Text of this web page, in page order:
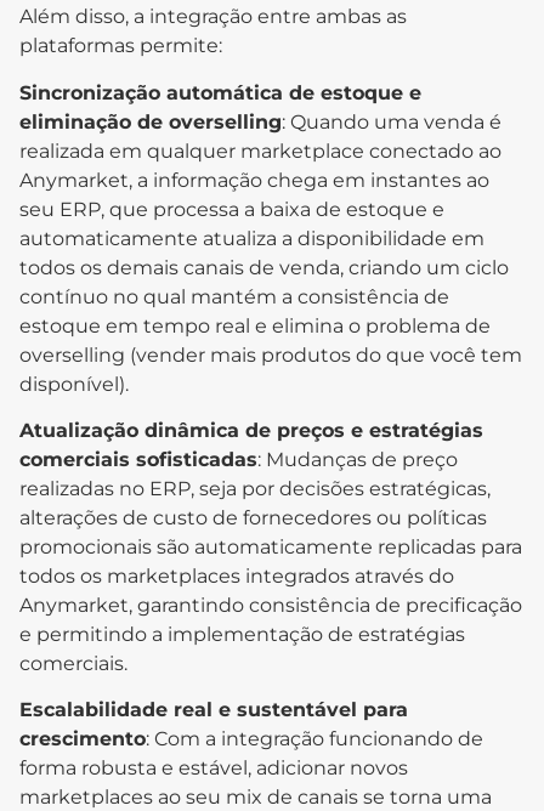
Além disso, a integração entre ambas as
plataformas permite:
Sincronização automática de estoque e
eliminação de overselling: Quando uma venda é
realizada em qualquer marketplace conectado ao
Anymarket, a informação chega em instantes ao
seu ERP, que processa a baixa de estoque e
automaticamente atualiza a disponibilidade em
todos os demais canais de venda, criando um ciclo
contínuo no qual mantém a consistência de
estoque em tempo real e elimina o problema de
overselling (vender mais produtos do que você tem
disponível).
Atualização dinâmica de preços e estratégias
comerciais sofisticadas: Mudanças de preço
realizadas no ERP, seja por decisões estratégicas,
alterações de custo de fornecedores ou políticas
promocionais são automaticamente replicadas para
todos os marketplaces integrados através do
Anymarket, garantindo consistência de precificação
e permitindo a implementação de estratégias
comerciais.
Escalabilidade real e sustentável para
crescimento: Com a integração funcionando de
forma robusta e estável, adicionar novos
marketplaces ao seu mix de canais se torna uma